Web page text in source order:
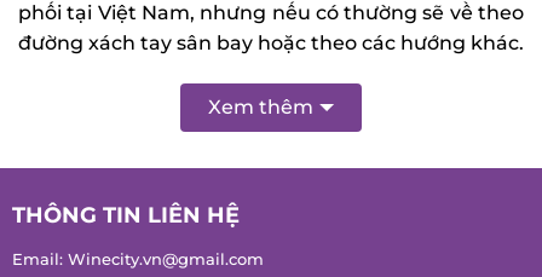
phối tại Việt Nam, nhưng nếu có thường sẽ về theo
đường xách tay sân bay hoặc theo các hướng khác.
Xem thêm
THÔNG TIN LIÊN HỆ
Email: Winecity.vn@gmail.com